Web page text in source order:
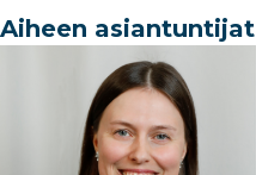
Aiheen asiantuntijat